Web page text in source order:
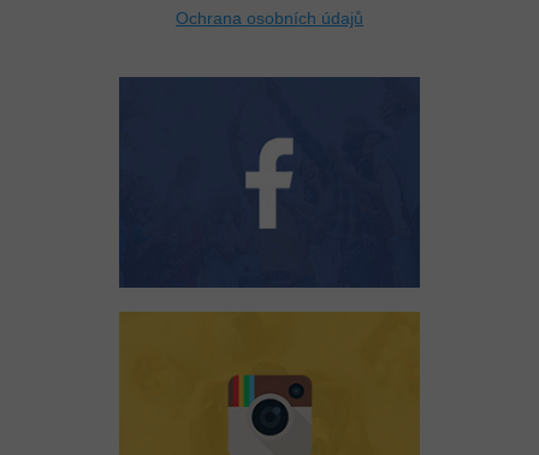
Ochrana osobních údajů